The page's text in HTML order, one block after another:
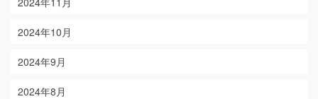
2024年10月
2024年9月
2024年8月